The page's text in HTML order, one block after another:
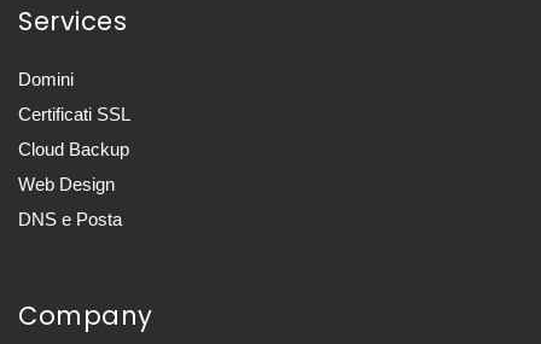
Services
Domini
Certificati SSL
Cloud Backup
Web Design
DNS e Posta
Company